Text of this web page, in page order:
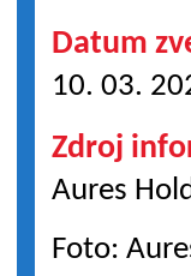
Datum
10. 03.
Zdroj
Aures
Foto: